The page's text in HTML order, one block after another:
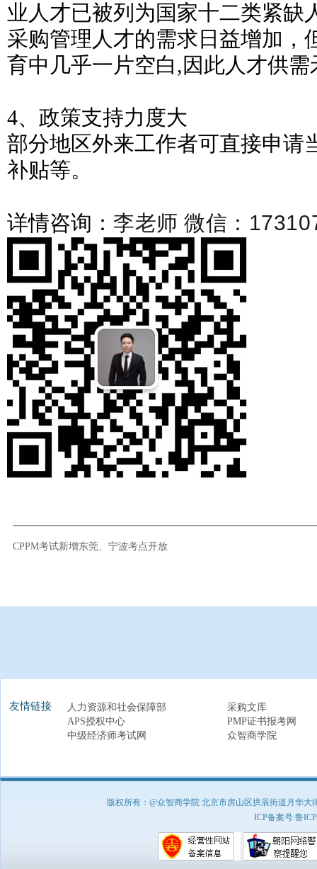
业人才已被列为国家十二类紧缺
采购管理人才的需求日益增加，
育中几乎一片空白,因此人才供
4、政策支持力度大
部分地区外来工作者可直接申请
补贴等。
详情咨询： 李老师 微信：
CPPM考试新增东莞、宁波考点开放
友情链接 人力资源和社会保障部
采购文库
APS授权中心
PMP证书报考网
中级经济师考试网
众智商学院
版权所有：@众智商学院 北京市房山区拱辰街道月华
ICP备案号:鲁